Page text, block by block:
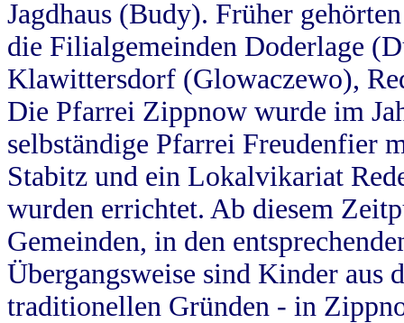
Jagdhaus (Budy). Früher
die Filialgemeinden Doderlage
Klawittersdorf (Glowaczewo),
Die Pfarrei Zippnow wurde im
selbständige Pfarrei Freudenfier
Stabitz und ein Lokalvikariat
wurden errichtet. Ab diesem
Gemeinden, in den
Übergangsweise sind Kinder aus
traditionellen Gründen - in